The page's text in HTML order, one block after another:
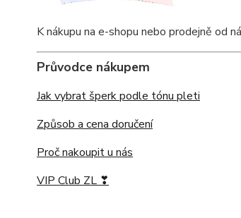
K nákupu na e-shopu nebo prodejně od
Průvodce nákupem
Jak vybrat šperk podle tónu pleti
Způsob a cena doručení
Proč nakoupit u nás
VIP Club ZL ❣